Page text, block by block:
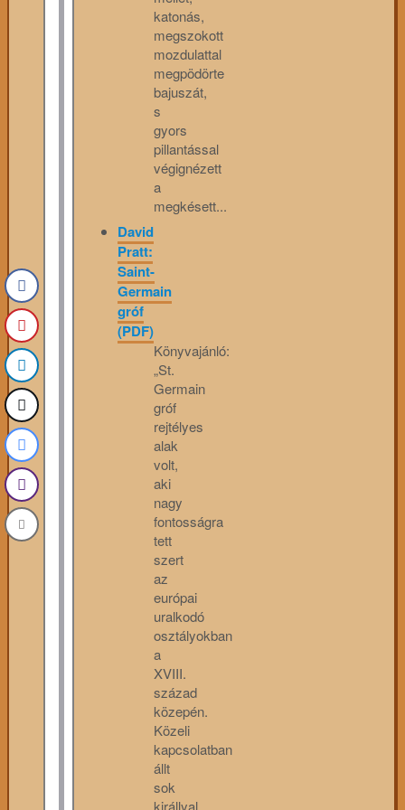
katonás,
megszokott
mozdulattal
megpödörte
bajuszát,
s
gyors
pillantással
végignézett
a
megkésett...
David
Pratt:
Saint-
Germain
gróf
(PDF)
Könyvajánló:
„St.
Germain
gróf
rejtélyes
alak
volt,
aki
nagy
fontosságra
tett
szert
az
európai
uralkodó
osztályokban
a
XVIII.
század
közepén.
Közeli
kapcsolatban
állt
sok
királlyal,...